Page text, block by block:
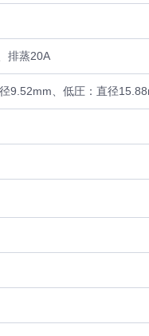
排蒸20A
9.52mm、低圧：直径